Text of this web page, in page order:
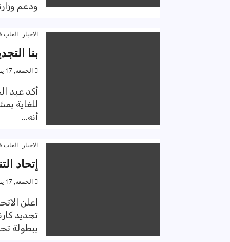
ودعم
الاخبار العاب
بنا
الجمعة, 17 يناير 2020, 6:39 م
أكد عبد
للغاية
أنه...
الاخبار العاب
إتحاد
الجمعة, 17 يناير 2020, 6:37 م
اعلن
ببطولة